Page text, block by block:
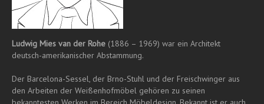
Ludwig Mies van der Rohe (1886 – 1969) war ein Architekt
deutsch-amerikanischer Abstammung.
Der Barcelona-Sessel, der Brno-Stuhl und der Freischwinger aus
den Arbeiten der Weißenhofmöbel gehören zu seinen